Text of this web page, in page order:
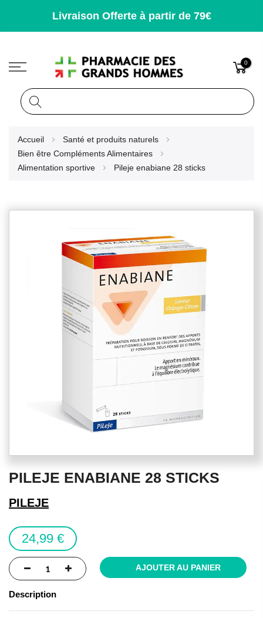
Livraison Offerte à partir de 79€
0
Accueil
Santé et produits naturels
Bien être Compléments Alimentaires
Alimentation sportive
Pileje enabiane 28 sticks
to
beginning
the
images
gallery
PILEJE ENABIANE 28 STICKS
PILEJE
24,99 €
AJOUTER AU PANIER
Description